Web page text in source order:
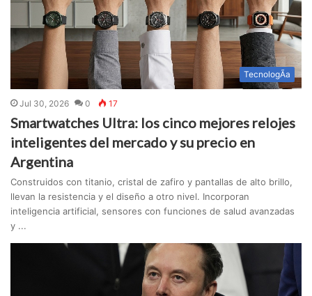
TecnologÃ­a
Jul 30, 2026 0 17
Smartwatches Ultra: los cinco mejores relojes
inteligentes del mercado y su precio en
Argentina
Construidos con titanio, cristal de zafiro y pantallas de alto brillo,
llevan la resistencia y el diseño a otro nivel. Incorporan
inteligencia artificial, sensores con funciones de salud avanzadas
y ...